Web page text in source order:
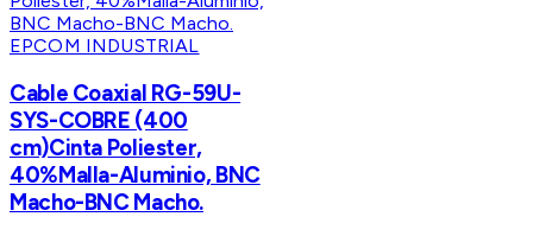
EPCOM INDUSTRIAL
Cable Coaxial RG-59U-
SYS-COBRE (400
cm)Cinta Poliester,
40%Malla-Aluminio, BNC
Macho-BNC Macho.